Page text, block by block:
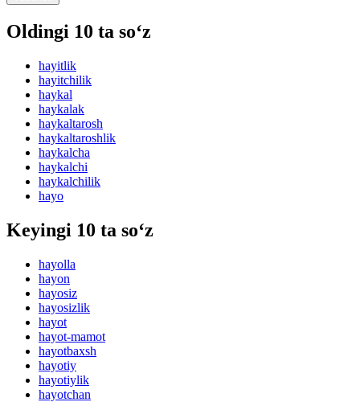
Oldingi 10 ta so‘z
hayitlik
hayitchilik
haykal
haykalak
haykaltarosh
haykaltaroshlik
haykalcha
haykalchi
haykalchilik
hayo
Keyingi 10 ta so‘z
hayolla
hayon
hayosiz
hayosizlik
hayot
hayot-mamot
hayotbaxsh
hayotiy
hayotiylik
hayotchan